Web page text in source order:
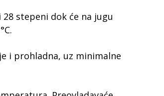
stepeni dok će na jugu
i prohladna, uz minimalne